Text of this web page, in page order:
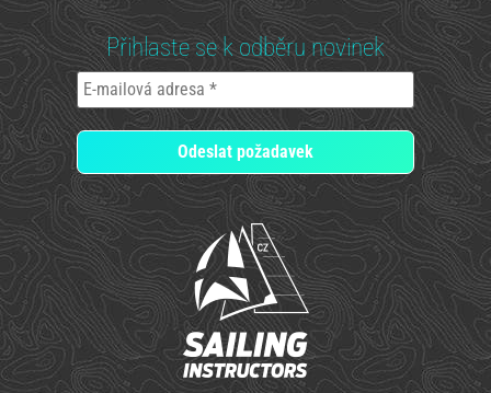
Přihlaste se k odběru novinek